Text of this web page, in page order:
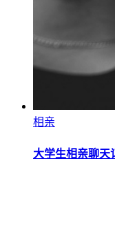
相亲
大学生相亲聊天